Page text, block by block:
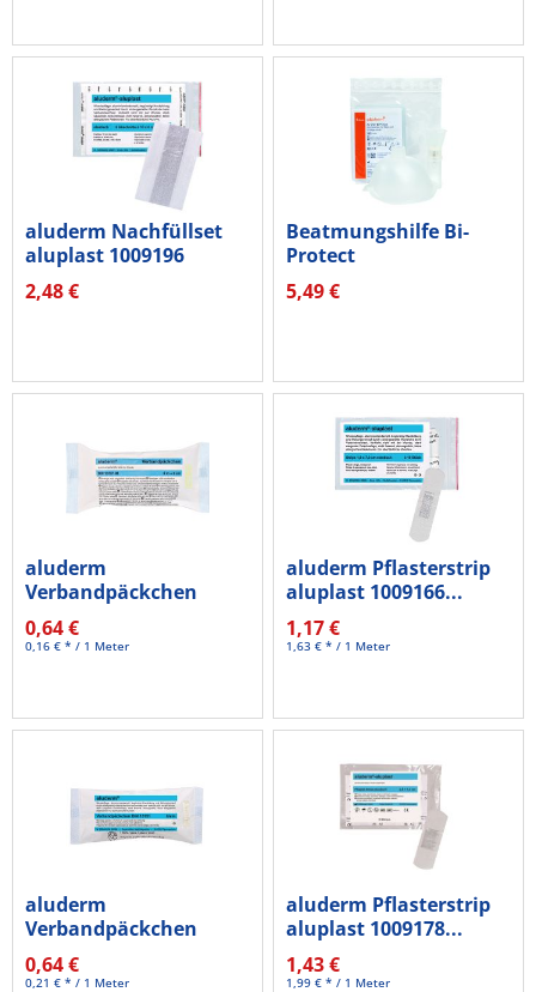
aluderm Nachfüllset
aluplast 1009196
10x6cm 12...
2,48 €
Beatmungshilfe Bi-
Protect
5,49 €
aluderm
Verbandpäckchen
1003372 mittel
4mx8cm...
0,64 €
0,16 € * / 1 Meter
aluderm Pflasterstrip
aluplast 1009166...
1,17 €
1,63 € * / 1 Meter
aluderm
Verbandpäckchen
1003371 klein
3mx6cm...
0,64 €
0,21 € * / 1 Meter
aluderm Pflasterstrip
aluplast 1009178...
1,43 €
1,99 € * / 1 Meter